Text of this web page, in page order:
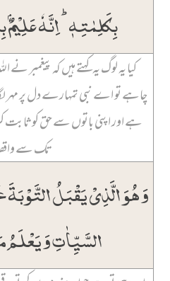
بِکَلِمٰتِہٖ ؕ اِنَّہٗ عَلِیۡمٌۢ
کیا یہ لوگ یہ کہتے ہیں کہ پیغمبر نے
چاہے تو اے نبی تمہارے دل پر مہر
ہے اور اپنی باتوں سے حق کو
تک سے
وَ ہُوَ الَّذِیۡ یَقۡبَلُ
السَّیِّاٰتِ وَ یَعۡلَمُ